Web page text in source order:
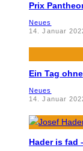
Prix
Neues
14. Januar
Ein Tag ohne
Neues
14. Januar
Hader is fad